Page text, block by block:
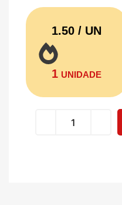
1.50 / UN
1 UNIDADE